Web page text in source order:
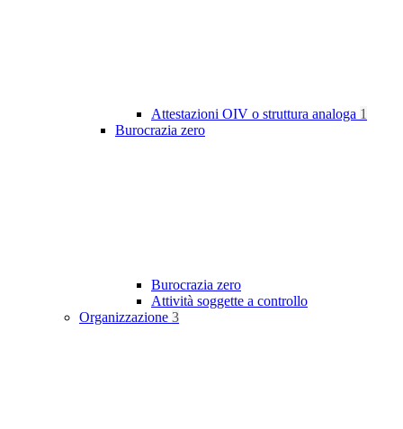
Attestazioni OIV o struttura analoga 1
Burocrazia zero
Burocrazia zero
Attività soggette a controllo
Organizzazione 3